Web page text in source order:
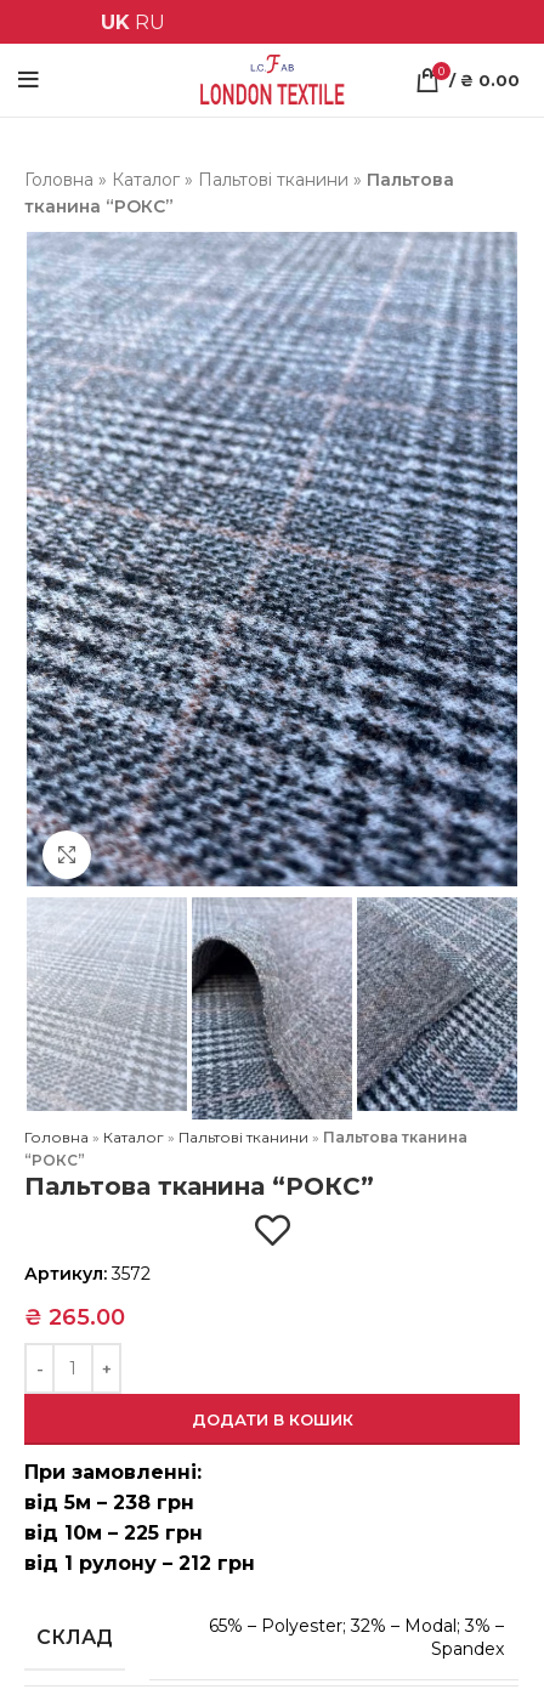
UK RU
0 / ₴ 0.00
Головна » Каталог » Пальтові тканини » Пальтова
тканина “РОКС”
Клацніть, щоб збільшити
Головна » Каталог » Пальтові тканини » Пальтова тканина
“РОКС”
Пальтова тканина “РОКС”
Артикул:3572
₴ 265.00
ДОДАТИ В КОШИК
При замовленні:
від 5м – 238 грн
від 10м – 225 грн
від 1 рулону – 212 грн
СКЛАД
65% – Polyester; 32% – Modal; 3% –
Spandex